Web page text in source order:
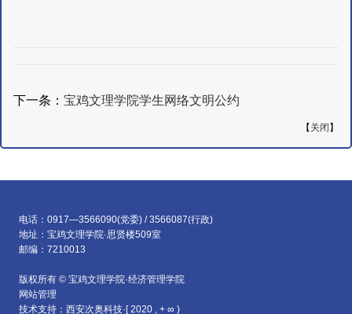
下一条： 宝鸡文理学院学生网络文明公约
【 关闭 】
电话：0917—3566090(党委) / 3566087(行政)
地址：宝鸡文理学院·思贤楼509室
邮编：7210013
版权所有 © 宝鸡文理学院·经济管理学院
网站管理
技术支持：西安次奥科技·[ 2020 , + ∞ )